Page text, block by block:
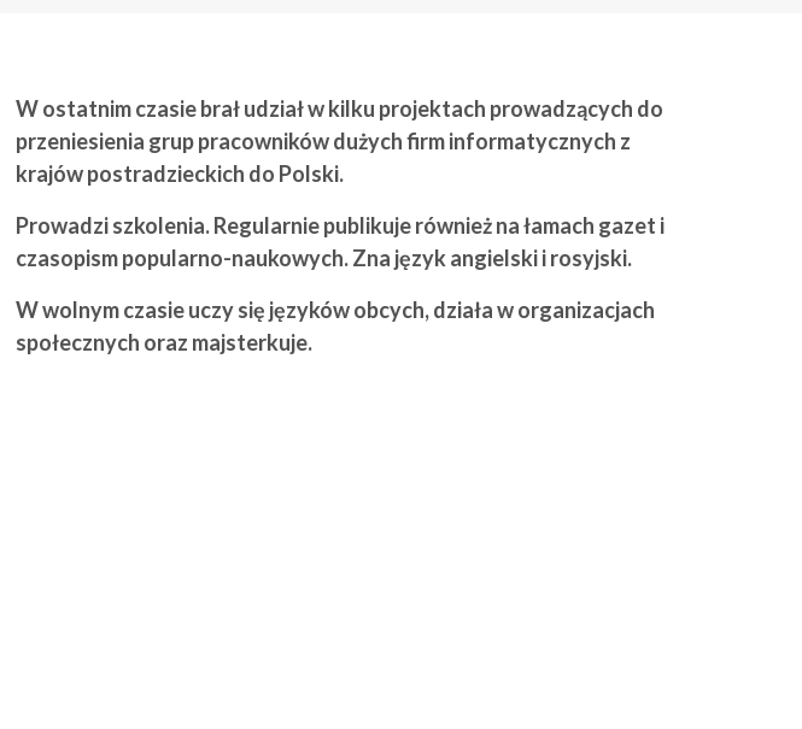
W ostatnim czasie brał udział w kilku projektach prowadzących do
przeniesienia grup pracowników dużych firm informatycznych z
krajów postradzieckich do Polski.
Prowadzi szkolenia. Regularnie publikuje również na łamach gazet i
czasopism popularno-naukowych. Zna język angielski i rosyjski.
W wolnym czasie uczy się języków obcych, działa w organizacjach
społecznych oraz majsterkuje.